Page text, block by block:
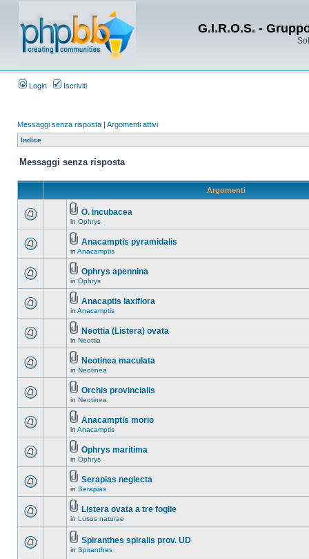
G.I.R.O.S. -
Login Iscriviti
Messaggi senza risposta | Argomenti attivi
Indice
Messaggi senza risposta
Argomenti
O. incubacea
in Ophrys
Anacamptis pyramidalis
in Anacamptis
Ophrys apennina
in Ophrys
Anacaptis laxiflora
in Anacamptis
Neottia (Listera) ovata
in Neottia
Neotinea maculata
in Neotinea
Orchis provincialis
in Neotinea
Anacamptis morio
in Anacamptis
Ophrys maritima
in Ophrys
Serapias neglecta
in Serapias
Listera ovata a tre foglie
in Lusus naturae
Spiranthes spiralis prov. UD
in Spiranthes